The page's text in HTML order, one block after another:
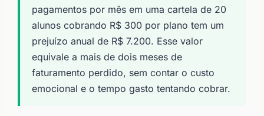
pagamentos por mês em uma cartela de 20
alunos cobrando R$ 300 por plano tem um
prejuízo anual de R$ 7.200. Esse valor
equivale a mais de dois meses de
faturamento perdido, sem contar o custo
emocional e o tempo gasto tentando cobrar.